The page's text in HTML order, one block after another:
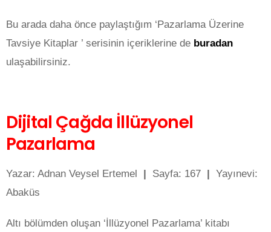
Bu arada daha önce paylaştığım ‘Pazarlama Üzerine
Tavsiye Kitaplar ’ serisinin içeriklerine de buradan
ulaşabilirsiniz.
Dijital Çağda İllüzyonel
Pazarlama
Yazar: Adnan Veysel Ertemel Sayfa: 167
Yayınevi:
Abaküs
Altı bölümden oluşan ‘İllüzyonel Pazarlama’ kitabı